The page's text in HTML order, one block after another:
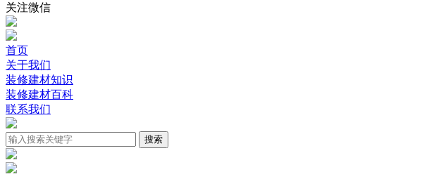
关注微信
首页
关于我们
装修建材知识
装修建材百科
联系我们